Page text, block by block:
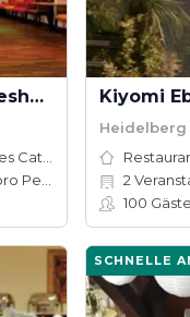
Tanzschule Nuzinger Schriesheim Kiyomi
2
100
SCHNELLE